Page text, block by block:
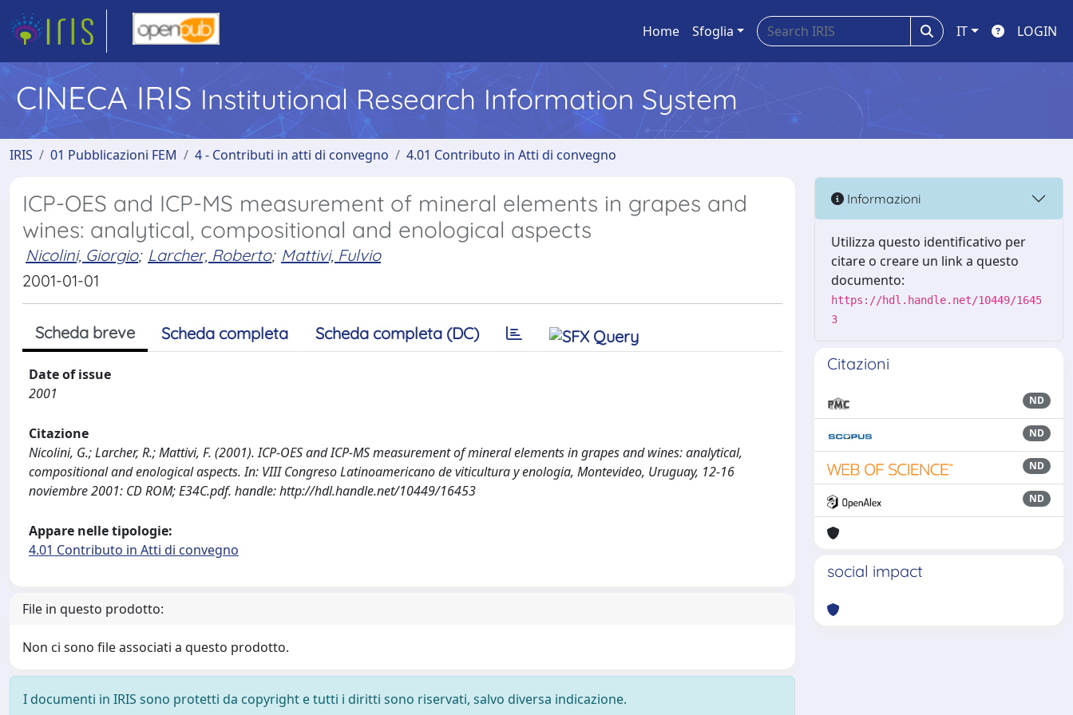
Home Sfoglia IT LOGIN
CINECA IRIS Institutional Research Information System
IRIS 01 Pubblicazioni FEM 4 - Contributi in atti di convegno 4.01 Contributo in Atti di convegno
ICP-OES and ICP-MS measurement of mineral elements in grapes and
wines: analytical, compositional and enological aspects
Nicolini, Giorgio; Larcher, Roberto; Mattivi, Fulvio
2001-01-01
Scheda breve Scheda completa Scheda completa (DC)
Date of issue
2001
Citazione
Nicolini, G.; Larcher, R.; Mattivi, F. (2001). ICP-OES and ICP-MS measurement of mineral elements in grapes and wines: analytical,
compositional and enological aspects. In: VIII Congreso Latinoamericano de viticultura y enologia, Montevideo, Uruguay, 12-16
noviembre 2001: CD ROM; E34C.pdf. handle: http://hdl.handle.net/10449/16453
Appare nelle tipologie:
4.01 Contributo in Atti di convegno
File in questo prodotto:
Non ci sono file associati a questo prodotto.
I documenti in IRIS sono protetti da copyright e tutti i diritti sono riservati, salvo diversa indicazione.
Informazioni
Utilizza questo identificativo per
citare o creare un link a questo
documento:
https://hdl.handle.net/10449/1645
3
Citazioni
ND
ND
ND
ND
social impact